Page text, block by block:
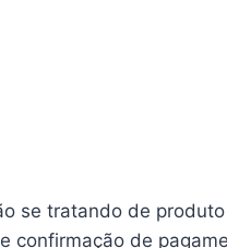
se tratando de
de